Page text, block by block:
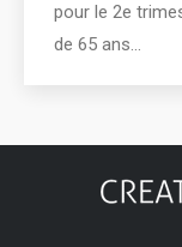
pour le 2e
de 65 ans…